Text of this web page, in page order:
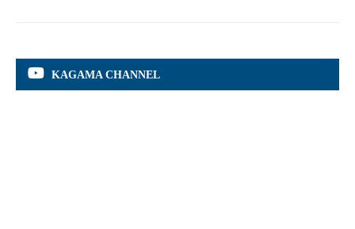
KAGAMA CHANNEL